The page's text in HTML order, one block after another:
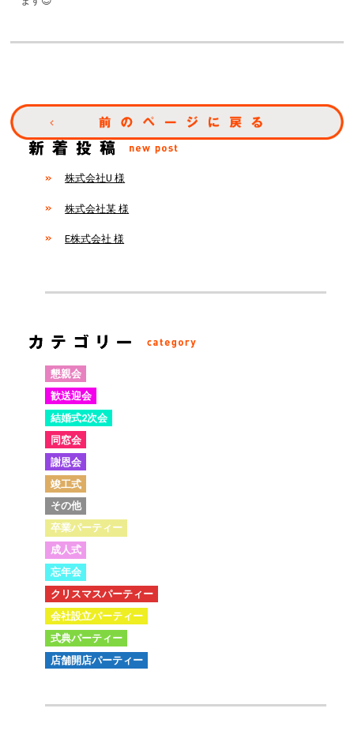
株式会社U 様
株式会社某 様
E株式会社 様
懇親会
歓送迎会
結婚式2次会
同窓会
謝恩会
竣工式
その他
卒業パーティー
成人式
忘年会
クリスマスパーティー
会社設立パーティー
式典パーティー
店舗開店パーティー